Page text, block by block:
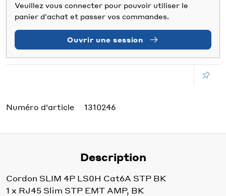
Veuillez vous connecter pour pouvoir utiliser le
panier d'achat et passer vos commandes.
Ouvrir une session
Numéro d'article 1310246
Description
Cordon SLIM 4P LS0H Cat6A STP BK
1 x RJ45 Slim STP EMT AMP, BK